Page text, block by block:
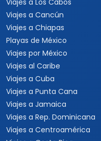
Viajes a Los Cabos
Viajes a Cancún
Viajes a Chiapas
Playas de México
Viajes por México
Viajes al Caribe
Viajes a Cuba
Viajes a Punta Cana
Viajes a Jamaica
Viajes a Rep. Dominicana
Viajes a Centroamérica